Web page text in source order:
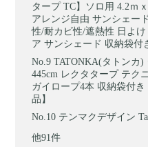
タープ TC】ソロ用 4.2ｍ
アレンジ自由 サンシェー
性/耐カビ性/遮熱性 日よ
ア サンシェード 収納袋付
TATONKA(タトンカ)
445cm レクタタープ テク
ガイロープ4本 収納袋付
品】
テンマクデザイン
他91件